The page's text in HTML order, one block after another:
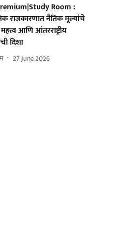
Room :
राजकारणात नैतिक मूल्यांचे
आणि आंतरराष्ट्रीय
दिशा
27 June 2026